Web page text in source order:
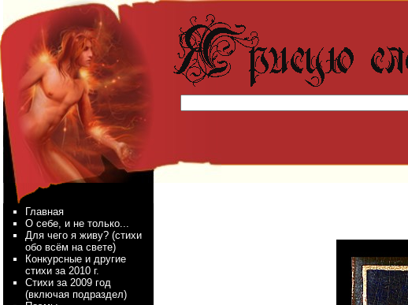
Главная
О себе, и не только...
Для чего я живу? (стихи
обо всём на свете)
Конкурсные и другие
стихи за 2010 г.
Стихи за 2009 год
(включая подраздел)